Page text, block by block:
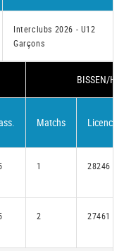
Interclubs 2026 - U12
Garçons
BISSEN/
Matchs Licence
1 28246
2 27461